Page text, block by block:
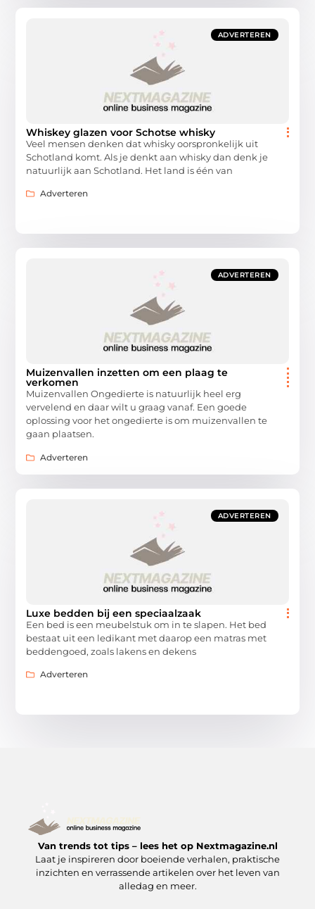
ADVERTEREN
Whiskey glazen voor Schotse whisky
Veel mensen denken dat whisky oorspronkelijk uit
Schotland komt. Als je denkt aan whisky dan denk je
natuurlijk aan Schotland. Het land is één van
Adverteren
ADVERTEREN
Muizenvallen inzetten om een plaag te
verkomen
Muizenvallen Ongedierte is natuurlijk heel erg
vervelend en daar wilt u graag vanaf. Een goede
oplossing voor het ongedierte is om muizenvallen te
gaan plaatsen.
Adverteren
ADVERTEREN
Luxe bedden bij een speciaalzaak
Een bed is een meubelstuk om in te slapen. Het bed
bestaat uit een ledikant met daarop een matras met
beddengoed, zoals lakens en dekens
Adverteren
Van trends tot tips – lees het op Nextmagazine.nl
Laat je inspireren door boeiende verhalen, praktische
inzichten en verrassende artikelen over het leven van
alledag en meer.